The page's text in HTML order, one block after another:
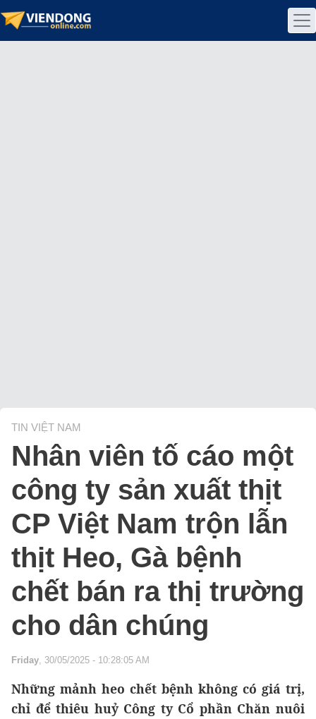
TIN VIỆT NAM
Nhân viên tố cáo một
công ty sản xuất thịt
CP Việt Nam trộn lẫn
thịt Heo, Gà bệnh
chết bán ra thị trường
cho dân chúng
Friday, 30/05/2025 - 10:28:05 AM
Những mảnh heo chết bệnh không có giá trị,
chỉ để thiêu huỷ Công ty Cổ phần Chăn nuôi